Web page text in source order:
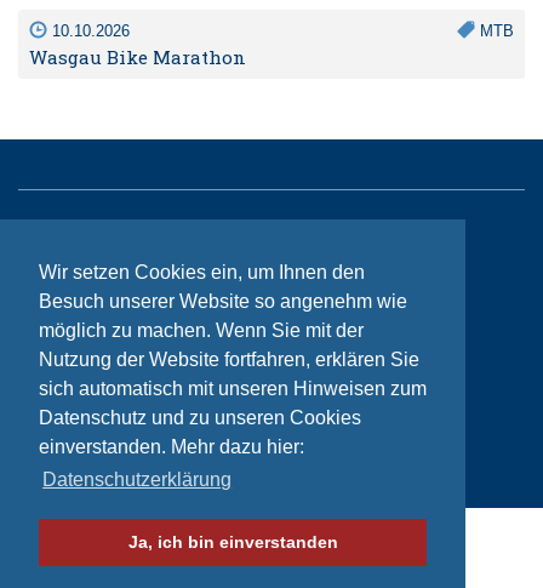
Wir setzen Cookies ein, um Ihnen den
Besuch unserer Website so angenehm wie
möglich zu machen. Wenn Sie mit der
Nutzung der Website fortfahren, erklären Sie
sich automatisch mit unseren Hinweisen zum
Datenschutz und zu unseren Cookies
einverstanden. Mehr dazu hier:
Datenschutzerklärung
Ja, ich bin einverstanden
10.10.2026 MTB
Wasgau Bike Marathon
Kontakt
Impressum
Datenschutzhinweise
© Bikeaid 2026